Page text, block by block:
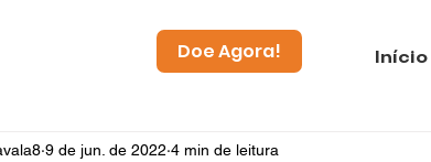
Doe Agora! Início
9 de jun. de 2022 4 min de leitura